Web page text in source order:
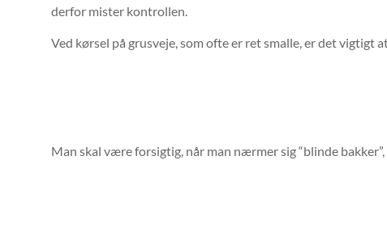
derfor mister kontrollen.
Ved kørsel på grusveje, som ofte er ret smalle, er det
Man skal være forsigtig, når man nærmer sig “blinde